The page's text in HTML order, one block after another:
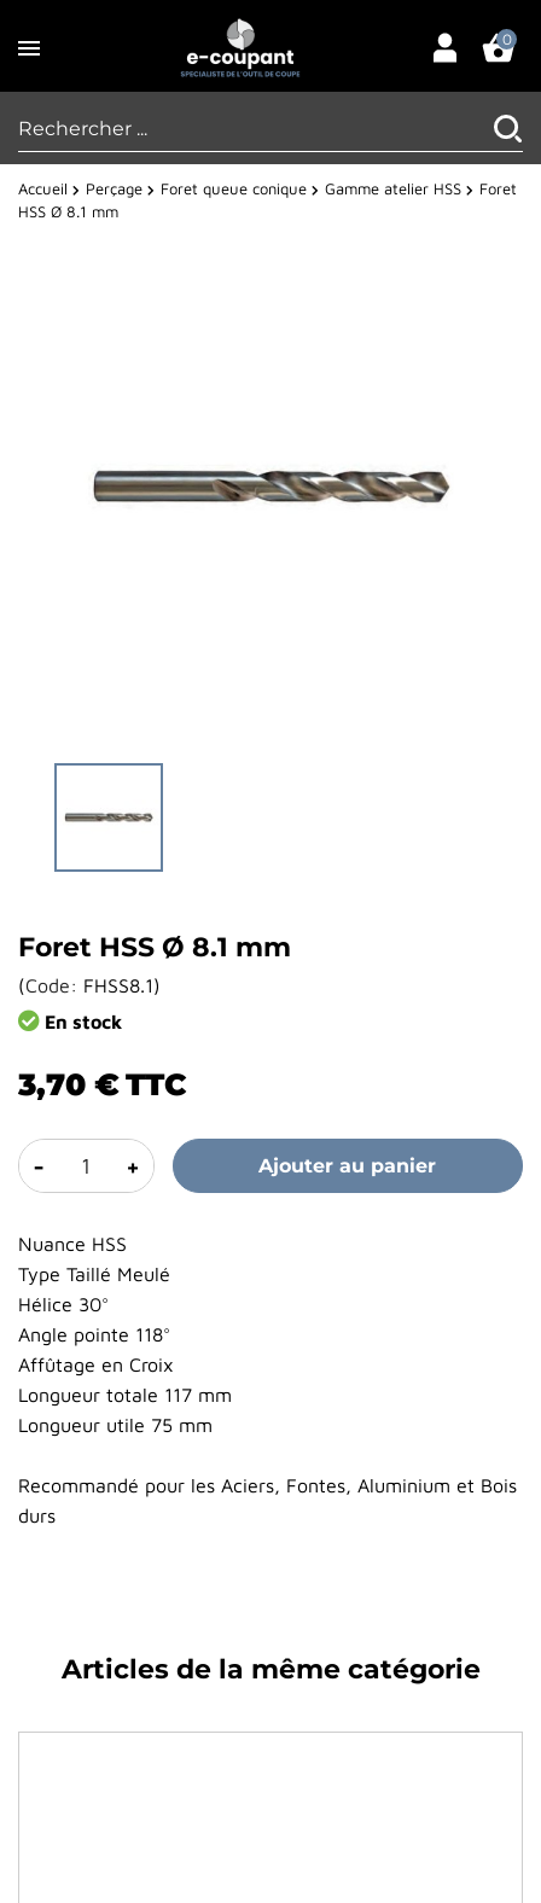
0
Accueil Perçage Foret queue conique Gamme atelier HSS
Foret
HSS Ø 8.1 mm
Foret HSS Ø 8.1 mm
(Code: FHSS8.1)
En stock
3,70 €TTC
- + Ajouter au panier
Nuance HSS
Type Taillé Meulé
Hélice 30°
Angle pointe 118°
Affûtage en Croix
Longueur totale 117 mm
Longueur utile 75 mm
Recommandé pour les Aciers, Fontes, Aluminium et Bois
durs
Articles de la même catégorie